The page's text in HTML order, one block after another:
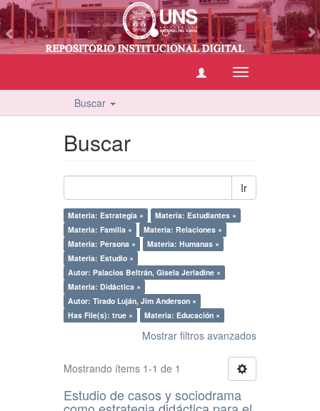
Cambiar
navegación
Buscar
Buscar
Ir
Materia: Estrategia ×
Materia: Estudiantes ×
Materia: Familia ×
Materia: Relaciones ×
Materia: Persona ×
Materia: Humanas ×
Materia: Estudio ×
Autor: Palacios Beltrán, Gisela Jerladine ×
Materia: Didáctica ×
Autor: Tirado Luján, Jim Anderson ×
Has File(s): true ×
Materia: Educación ×
Mostrar filtros avanzados
Mostrando ítems 1-1 de 1
Estudio de casos y sociodrama